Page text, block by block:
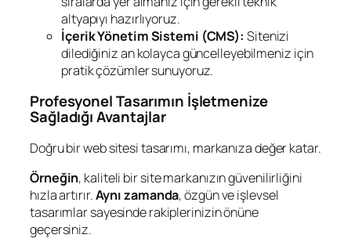
altyapıyı hazırlıyoruz.
İçerik Yönetim Sistemi (CMS): Sitenizi
dilediğiniz an kolayca güncelleyebilmeniz için
pratik çözümler sunuyoruz.
Profesyonel Tasarımın İşletmenize
Sağladığı Avantajlar
Doğru bir web sitesi tasarımı, markanıza değer katar.
Örneğin, kaliteli bir site markanızın güvenilirliğini
hızla artırır.Aynı zamanda, özgün ve işlevsel
tasarımlar sayesinde rakiplerinizin önüne
geçersiniz.